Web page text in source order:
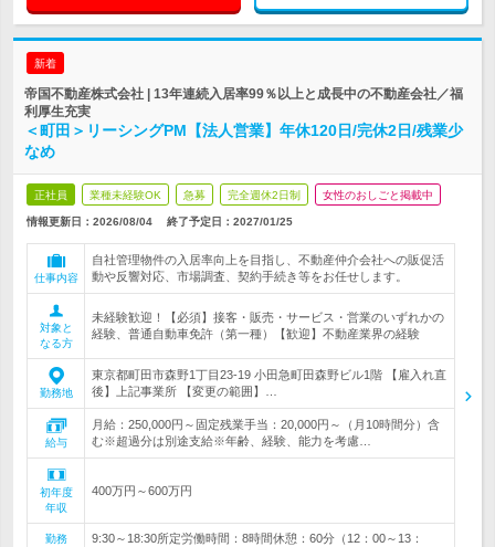
新着
帝国不動産株式会社 | 13年連続入居率99％以上と成長中の不動産会社／福
利厚生充実
＜町田＞リーシングPM【法人営業】年休120日/完休2日/残業少
なめ
正社員 業種未経験OK 急募 完全週休2日制 女性のおしごと掲載中
情報更新日：2026/08/04 終了予定日： 2027/01/25
仕事内容
自社管理物件の入居率向上を目指し、不動産仲介会社への販促活
動や反響対応、市場調査、契約手続き等をお任せします。
対象と
なる方
未経験歓迎！【必須】接客・販売・サービス・営業のいずれかの
経験、普通自動車免許（第一種）【歓迎】不動産業界の経験
勤務地
東京都町田市森野1丁目23-19 小田急町田森野ビル1階 【雇入れ直
後】上記事業所 【変更の範囲】…
給与
月給：250,000円～固定残業手当：20,000円～（月10時間分）含
む※超過分は別途支給※年齢、経験、能力を考慮…
初年度
年収
400万円～600万円
勤務
9:30～18:30所定労働時間：8時間休憩：60分（12：00～13：